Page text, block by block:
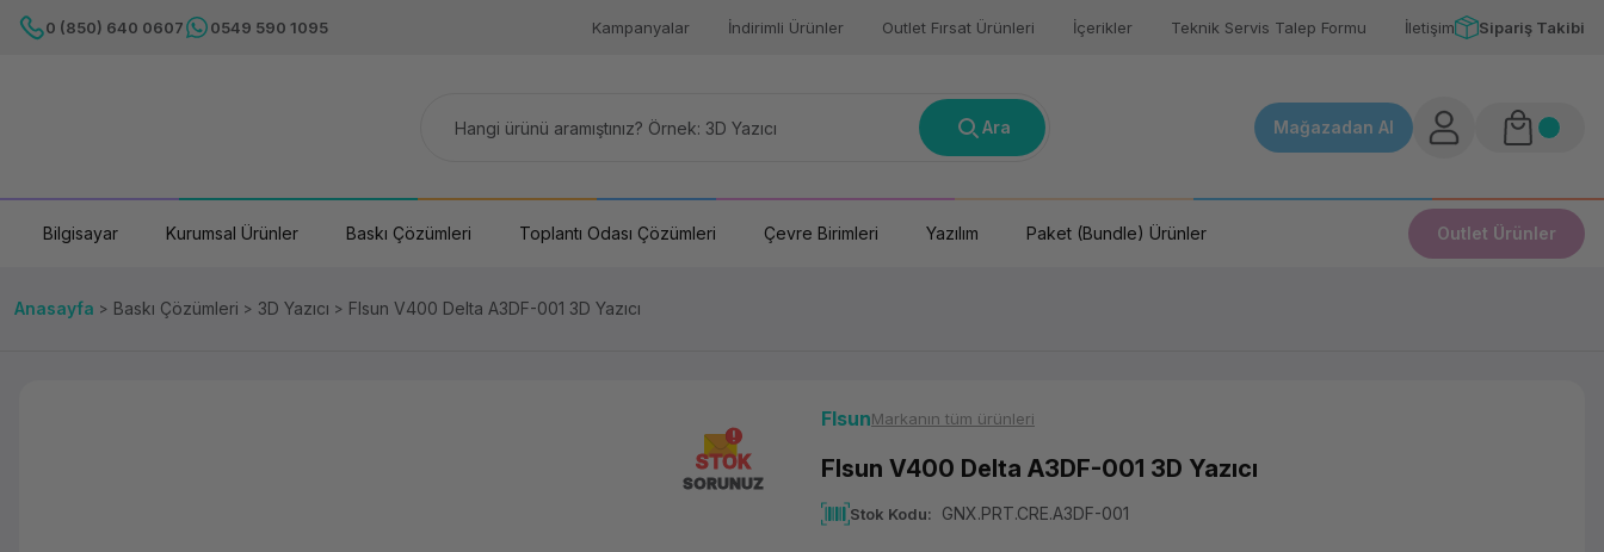
0 (850) 640 0607 0549 590 1095 Kampanyalar İndirimli Ürünler Outlet Fırsat Ürünleri İçerikler Teknik Servis Talep Formu İletişim Sipariş Takibi
Ara Mağazadan Al
Bilgisayar Kurumsal Ürünler Baskı Çözümleri Toplantı Odası Çözümleri Çevre Birimleri Yazılım Paket (Bundle) Ürünler Outlet Ürünler
Anasayfa Baskı Çözümleri 3D Yazıcı Flsun V400 Delta A3DF-001 3D Yazıcı
STOK
SORUNUZ
FlsunMarkanın tüm ürünleri
Flsun V400 Delta A3DF-001 3D Yazıcı
Stok Kodu GNX.PRT.CRE.A3DF-001